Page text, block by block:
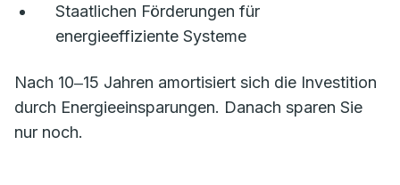
Staatlichen Förderungen für
energieeffiziente Systeme
Nach 10‒15 Jahren amortisiert sich die Investition
durch Energieeinsparungen. Danach sparen Sie
nur noch.